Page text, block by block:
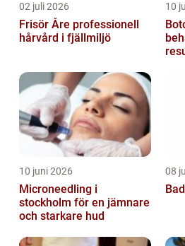
02 juli 2026
Frisör Åre professionell
hårvård i fjällmiljö
10
10 juni 2026
Microneedling i
stockholm för en jämnare
och starkare hud
08